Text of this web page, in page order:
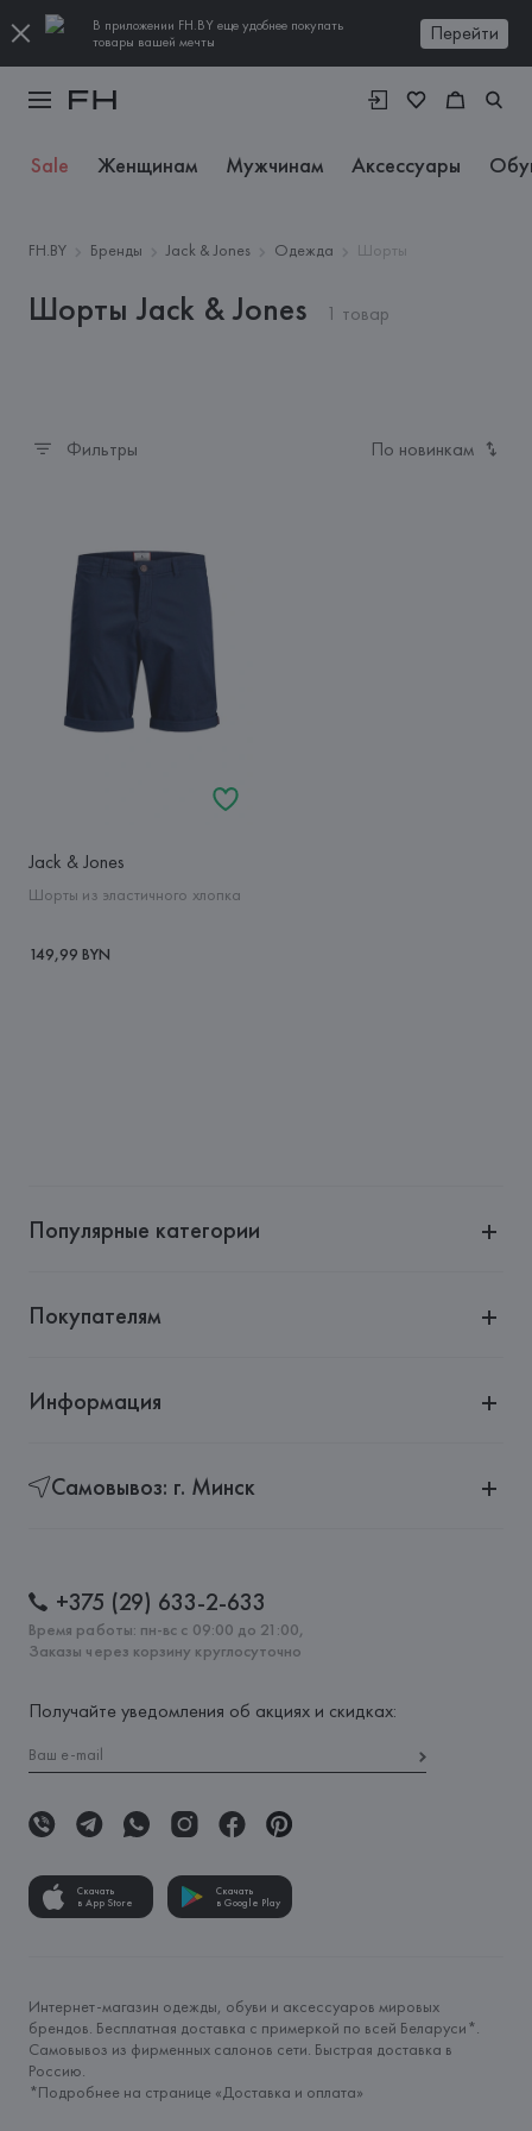
В приложении FH.BY еще удобнее покупать
товары вашей мечты
Перейти
Sale Женщинам Мужчинам Аксессуары
FH.BY Бренды Jack & Jones Одежда Шорты
Шорты Jack & Jones 1 товар
Фильтры По новинкам
Jack & Jones
Шорты из эластичного хлопка
149,99 BYN
Популярные категории
Покупателям
Информация
Самовывоз: г. Минск
+375 (29) 633-2-633
Время работы: пн-вс с 09:00 до 21:00,
Заказы через корзину круглосуточно
Получайте уведомления об акциях и скидках:
Скачать
в App Store
Скачать
в Google Play
Интернет-магазин одежды, обуви и аксессуаров мировых
брендов. Бесплатная доставка с примеркой по всей Беларуси*.
Самовывоз из фирменных салонов сети. Быстрая доставка в
Россию.
*Подробнее на странице «Доставка и оплата»